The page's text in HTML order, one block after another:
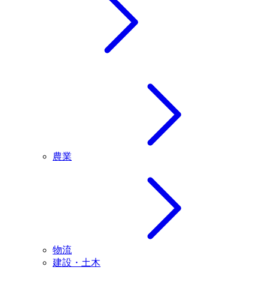
農業
物流
建設・土木